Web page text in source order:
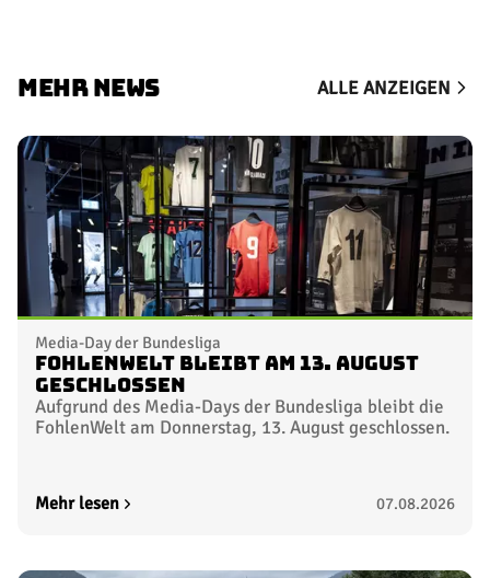
MEHR NEWS ALLE ANZEIGEN
Media-Day der Bundesliga
FohlenWelt bleibt am 13. August
geschlossen
Aufgrund des Media-Days der Bundesliga bleibt die
FohlenWelt am Donnerstag, 13. August geschlossen.
Mehr lesen 07.08.2026